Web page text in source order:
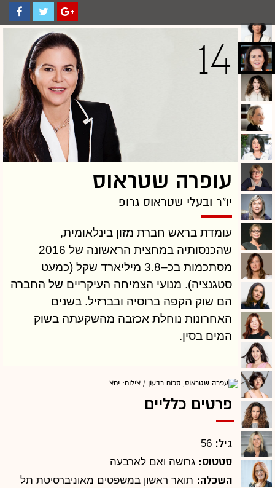
14
עופרה שטראוס
יו"ר ובעלי שטראוס גרופ
עומדת בראש חברת מזון בינלאומית,
שהכנסותיה במחצית הראשונה של 2016
מסתכמות בכ–3.8 מיליארד שקל (כמעט
סטגנציה). מנועי הצמיחה העיקריים של החברה
הם שוק הקפה ברוסיה ובברזיל. בשנים
האחרונות נוחלת אכזבה מהשקעתה בשוק
המים בסין.
פרטים כלליים
גיל:
סטטוס: גרושה ואם לארבעה
השכלה: תואר ראשון במשפטים מאוניברסיטת תל